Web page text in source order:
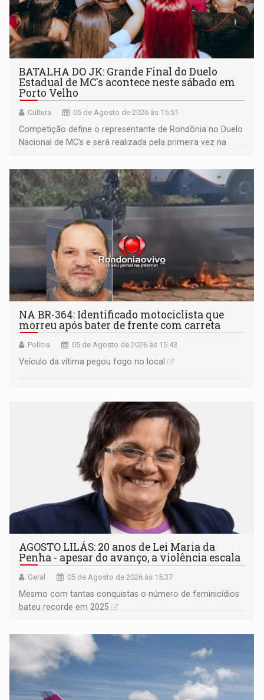
BATALHA DO JK: Grande Final do Duelo
Estadual de MC's acontece neste sábado em
Porto Velho
Cultura 05 de Agosto de 2026 às 15:51
Competição define o representante de Rondônia no Duelo
Nacional de MC's e será realizada pela primeira vez na
NA BR-364: Identificado motociclista que
morreu após bater de frente com carreta
Polícia 05 de Agosto de 2026 às 15:43
Veículo da vítima pegou fogo no local
AGOSTO LILÁS: 20 anos de Lei Maria da
Penha - apesar do avanço, a violência escala
Geral 05 de Agosto de 2026 às 15:37
Mesmo com tantas conquistas o número de feminicídios
bateu recorde em 2025